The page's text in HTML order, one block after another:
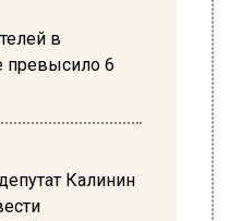
в
превысило 6
Калинин